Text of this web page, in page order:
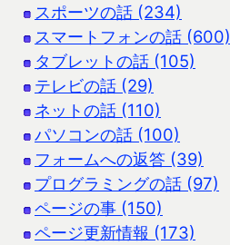
スポーツの話 (234)
スマートフォンの話 (600)
タブレットの話 (105)
テレビの話 (29)
ネットの話 (110)
パソコンの話 (100)
フォームへの返答 (39)
プログラミングの話 (97)
ページの事 (150)
ページ更新情報 (173)